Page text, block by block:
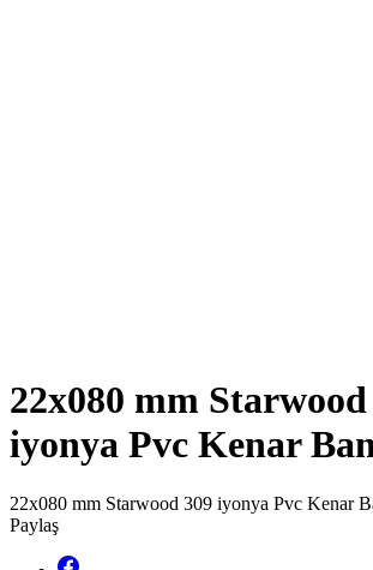
22x080 mm Starwood
iyonya Pvc Kenar
22x080 mm Starwood 309 iyonya Pvc Kenar
Paylaş